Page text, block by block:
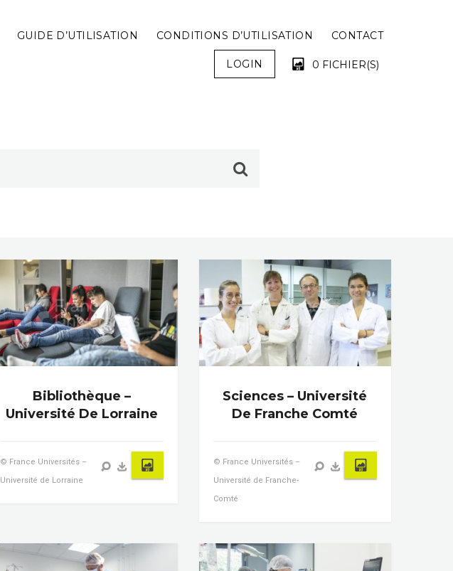
GUIDE D’UTILISATION CONDITIONS D’UTILISATION CONTACT
LOGIN 0 FICHIER(S)
Bibliothèque –
Université De Lorraine
© France Universités –
Université de Lorraine
Sciences – Université
De Franche Comté
© France Universités –
Université de Franche-
Comté